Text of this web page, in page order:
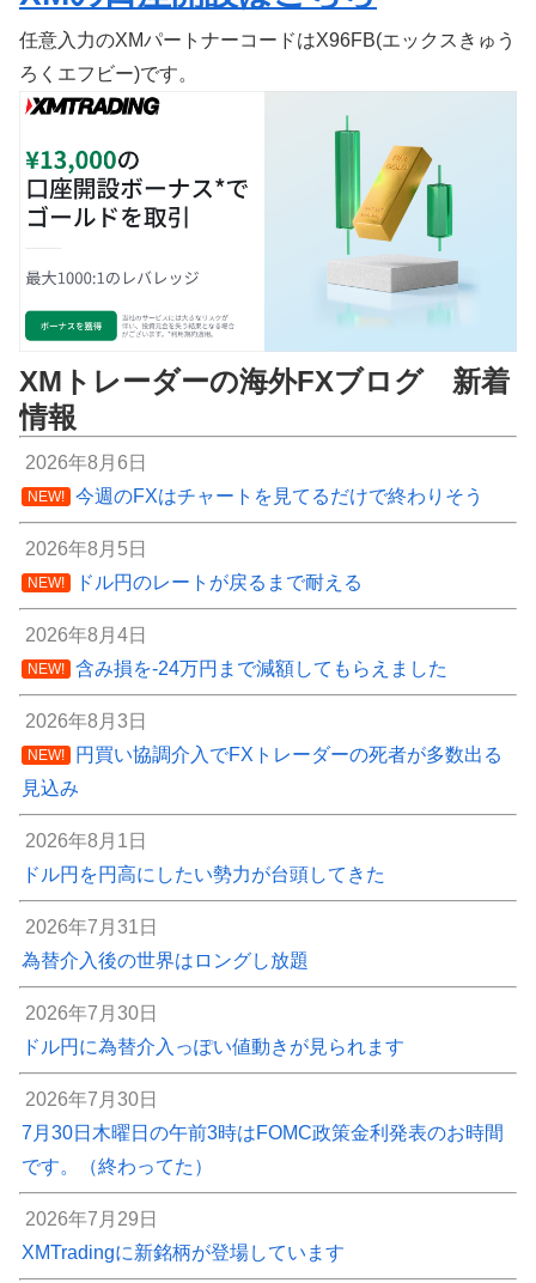
任意入力のXMパートナーコードはX96FB(エックスきゅう
ろくエフビー)です。
XMトレーダーの海外FXブログ 新着
情報
2026年8月6日
NEW! 今週のFXはチャートを見てるだけで終わりそう
2026年8月5日
NEW! ドル円のレートが戻るまで耐える
2026年8月4日
NEW! 含み損を-24万円まで減額してもらえました
2026年8月3日
NEW!
円買い協調介入でFXトレーダーの死者が多数出る
見込み
2026年8月1日
ドル円を円高にしたい勢力が台頭してきた
2026年7月31日
為替介入後の世界はロングし放題
2026年7月30日
ドル円に為替介入っぽい値動きが見られます
2026年7月30日
7月30日木曜日の午前3時はFOMC政策金利発表のお時間
です。（終わってた）
2026年7月29日
XMTradingに新銘柄が登場しています